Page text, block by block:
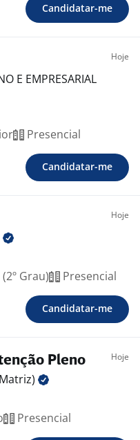
Candidatar-me
Hoje
E EMPRESARIAL
Presencial
Candidatar-me
Hoje
Grau) Presencial
Candidatar-me
Pleno Hoje
Presencial